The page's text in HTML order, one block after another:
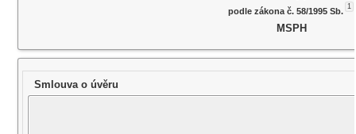
podle zákona č. 58/1995 Sb. 1
MSPH
Smlouva o úvěru